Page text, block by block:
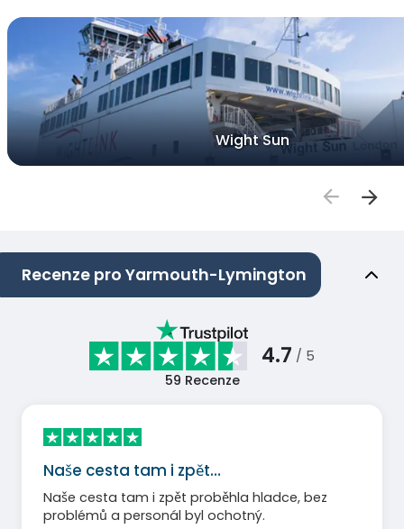
Wight Sun
Recenze pro Yarmouth-Lymington
4.7 / 5
59 Recenze
Naše cesta tam i zpět…
Naše cesta tam i zpět proběhla hladce, bez
problémů a personál byl ochotný.